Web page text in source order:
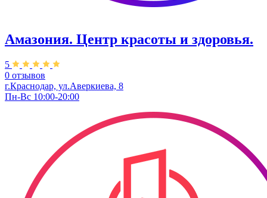
Амазония. Центр красоты и здоровья.
5
0 отзывов
г.Краснодар, ул.Аверкиева, 8
Пн-Вс 10:00-20:00